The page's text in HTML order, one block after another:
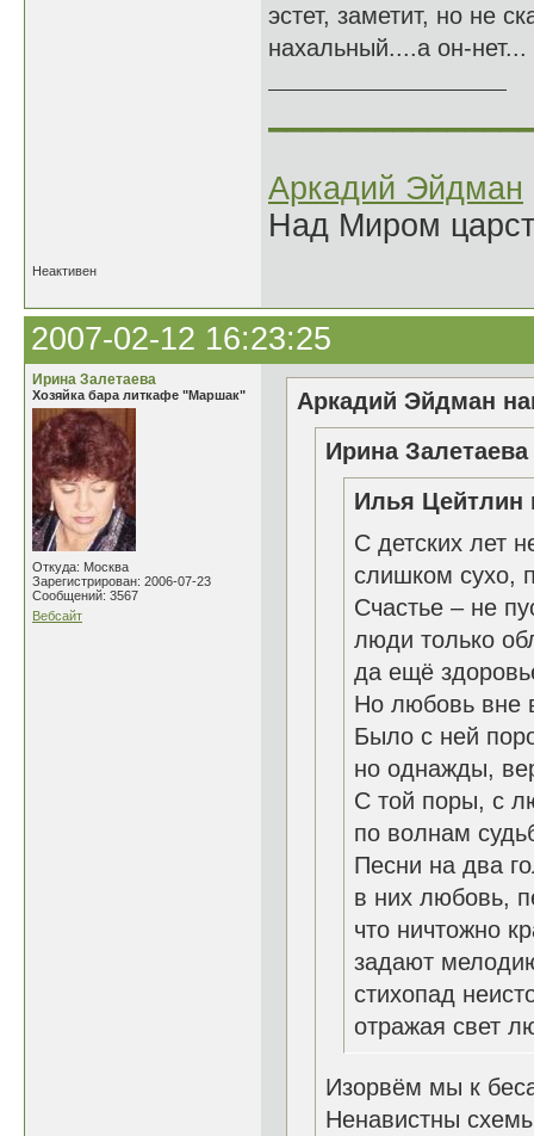
эстет, заметит, но не
нахальный....а он-нет...
Аркадий Эйдман
Над Миром
Неактивен
2007-02-12 16:23:25
Ирина Залетаева
Хозяйка бара литкафе "Маршак"
Откуда: Москва
Зарегистрирован: 2006-07-23
Сообщений: 3567
Вебсайт
Аркадий Эйдман
Ирина
Илья Цейтлин
С детских лет
слишком сухо,
Счастье – не
люди только
да ещё
Но любовь вне
Было с ней
но однажды,
С той поры, с
по волнам
Песни на два
в них любовь,
что ничтожно
задают
стихопад
отражая свет
Изорвём мы к
Ненавистны